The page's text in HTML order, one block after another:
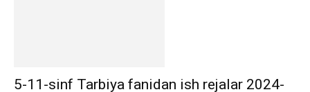
5-11-sinf Tarbiya fanidan ish rejalar 2024-